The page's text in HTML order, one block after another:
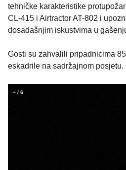
tehničke karakteristike
CL-415 i Airtractor AT-802 i
dosadašnjim iskustvima u
Gosti su zahvalili pripadnicima
eskadrile na sadržajnom posjetu.
– / 6